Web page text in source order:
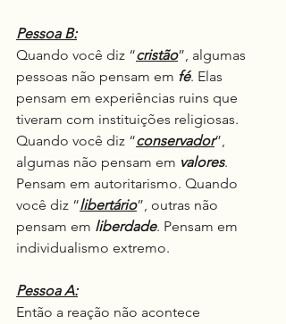
Pessoa B:
Quando você diz “cristão”, algumas
pessoas não pensam em fé. Elas
pensam em experiências ruins que
tiveram com instituições religiosas.
Quando você diz “conservador”,
algumas não pensam em valores.
Pensam em autoritarismo. Quando
você diz “libertário”, outras não
pensam em liberdade. Pensam em
individualismo extremo.
Pessoa A:
Então a reação não acontece